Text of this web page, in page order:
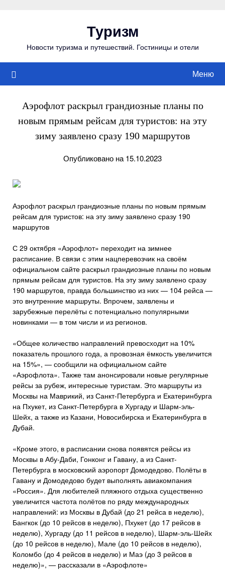
Туризм
Новости туризма и путешествий. Гостиницы и отели
Меню
Аэрофлот раскрыл грандиозные планы по
новым прямым рейсам для туристов: на эту
зиму заявлено сразу 190 маршрутов
Опубликовано на 15.10.2023
Аэрофлот раскрыл грандиозные планы по новым прямым
рейсам для туристов: на эту зиму заявлено сразу 190
маршрутов
С 29 октября «Аэрофлот» переходит на зимнее
расписание. В связи с этим нацперевозчик на своём
официальном сайте раскрыл грандиозные планы по новым
прямым рейсам для туристов. На эту зиму заявлено сразу
190 маршрутов, правда большинство из них — 104 рейса —
это внутренние маршруты. Впрочем, заявлены и
зарубежные перелёты с потенциально популярными
новинками — в том числи и из регионов.
«Общее количество направлений превосходит на 10%
показатель прошлого года, а провозная ёмкость увеличится
на 15%», — сообщили на официальном сайте
«Аэрофлота». Также там анонсировали новые регулярные
рейсы за рубеж, интересные туристам. Это маршруты из
Москвы на Маврикий, из Санкт-Петербурга и Екатеринбурга
на Пхукет, из Санкт-Петербурга в Хургаду и Шарм-эль-
Шейх, а также из Казани, Новосибирска и Екатеринбурга в
Дубай.
«Кроме этого, в расписании снова появятся рейсы из
Москвы в Абу-Даби, Гонконг и Гавану, а из Санкт-
Петербурга в московский аэропорт Домодедово. Полёты в
Гавану и Домодедово будет выполнять авиакомпания
«Россия». Для любителей пляжного отдыха существенно
увеличится частота полётов по ряду международных
направлений: из Москвы в Дубай (до 21 рейса в неделю),
Бангкок (до 10 рейсов в неделю), Пхукет (до 17 рейсов в
неделю), Хургаду (до 11 рейсов в неделю), Шарм-эль-Шейх
(до 10 рейсов в неделю), Мале (до 10 рейсов в неделю),
Коломбо (до 4 рейсов в неделю) и Маэ (до 3 рейсов в
неделю)», — рассказали в «Аэрофлоте»